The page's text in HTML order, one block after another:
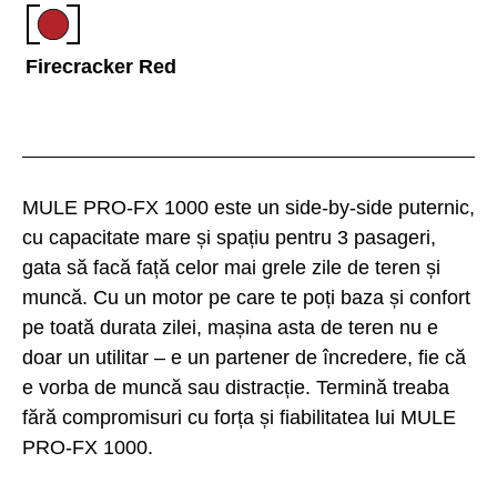
MULE PRO-FX 1000 este un side-by-side puternic,
cu capacitate mare și spațiu pentru 3 pasageri,
gata să facă față celor mai grele zile de teren și
muncă. Cu un motor pe care te poți baza și confort
pe toată durata zilei, mașina asta de teren nu e
doar un utilitar – e un partener de încredere, fie că
e vorba de muncă sau distracție. Termină treaba
fără compromisuri cu forța și fiabilitatea lui MULE
PRO-FX 1000.
Firecracker Red